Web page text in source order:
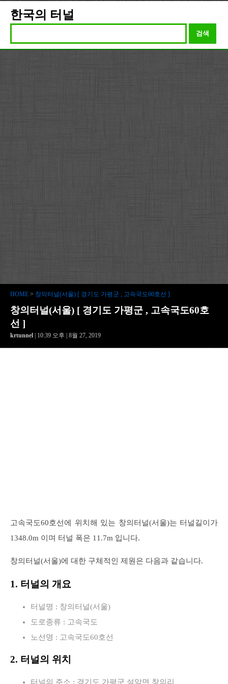
한국의 터널
검색
HOME > 창의터널(서울) [ 경기도 가평군 , 고속국도60호선 ]
창의터널(서울) [ 경기도 가평군 , 고속국도60호
선 ]
krtunnel | 10:39 오후 | 8월 27, 2019
고속국도60호선에 위치해 있는 창의터널(서울)는 터널길이가
1348.0m 이며 터널 폭은 11.7m 입니다.
창의터널(서울)에 대한 구체적인 제원은 다음과 같습니다.
1. 터널의 개요
터널명 : 창의터널(서울)
도로종류 : 고속국도
노선명 : 고속국도60호선
2. 터널의 위치
터널의 주소 : 경기도 가평군 설악면 창의리